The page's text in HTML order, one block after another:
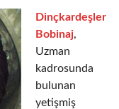
Dinçkardeşler
Bobinaj,
Uzman
kadrosunda
bulunan
yetişmiş